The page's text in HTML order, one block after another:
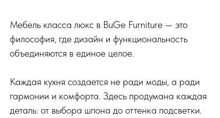
Мебель класса люкс в BuGe Furniture — это
философия, где дизайн и функциональность
объединяются в единое целое.
Каждая кухня создается не ради моды, а ради
гармонии и комфорта. Здесь продумана каждая
деталь: от выбора шпона до оттенка подсветки.